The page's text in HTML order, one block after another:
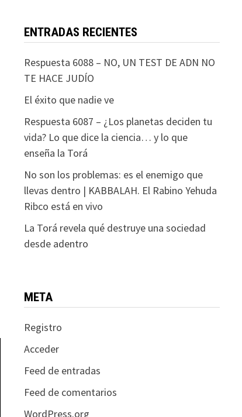
ENTRADAS RECIENTES
Respuesta 6088 – NO, UN TEST DE ADN NO
TE HACE JUDÍO
El éxito que nadie ve
Respuesta 6087 – ¿Los planetas deciden tu
vida? Lo que dice la ciencia… y lo que
enseña la Torá
No son los problemas: es el enemigo que
llevas dentro | KABBALAH. El Rabino Yehuda
Ribco está en vivo
La Torá revela qué destruye una sociedad
desde adentro
META
Registro
Acceder
Feed de entradas
Feed de comentarios
WordPress.org